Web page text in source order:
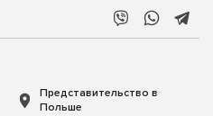
Представительство в
Польше